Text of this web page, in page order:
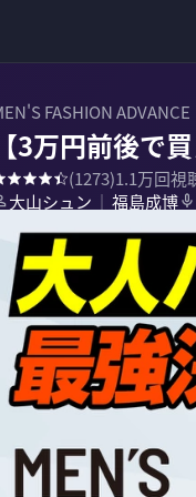
FASHION ADVANCE
【3万円前後で
(1273)1.1万回視
大山シュン ｜ 福島成博